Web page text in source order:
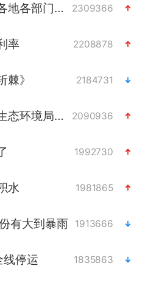
台风“白海豚”登陆 各地各部门全力应对 2309366
率 2208878
棘》 2184731
新疆生产建设兵团生态环境局原局长被查 2090936
1992730
水 1981865
有大到暴雨 1913666
停运 1835863